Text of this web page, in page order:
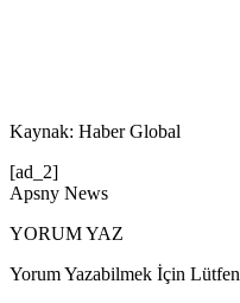
Kaynak: Haber Global
[ad_2]
Apsny News
YORUM YAZ
Yorum Yazabilmek İçin Lütfen